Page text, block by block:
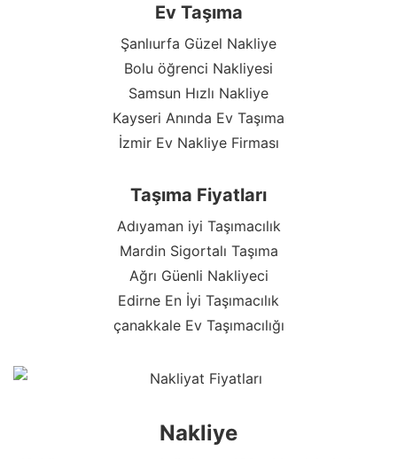
Ev Taşıma
Şanlıurfa Güzel Nakliye
Bolu öğrenci Nakliyesi
Samsun Hızlı Nakliye
Kayseri Anında Ev Taşıma
İzmir Ev Nakliye Firması
Taşıma Fiyatları
Adıyaman iyi Taşımacılık
Mardin Sigortalı Taşıma
Ağrı Güenli Nakliyeci
Edirne En İyi Taşımacılık
çanakkale Ev Taşımacılığı
Nakliye